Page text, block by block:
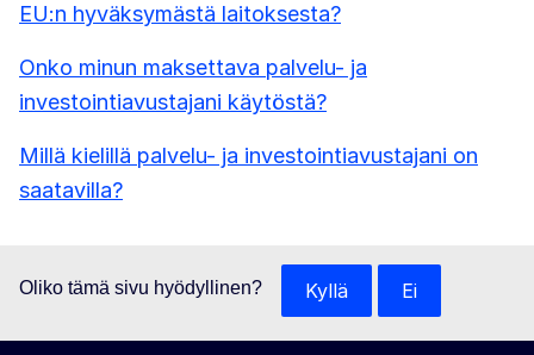
EU:n hyväksymästä laitoksesta?
Onko minun maksettava palvelu- ja
investointiavustajani käytöstä?
Millä kielillä palvelu- ja investointiavustajani on
saatavilla?
Oliko tämä sivu hyödyllinen? Kyllä Ei